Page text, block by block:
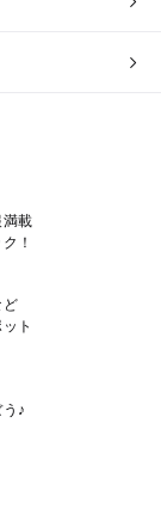
載
！
ど
ト
♪